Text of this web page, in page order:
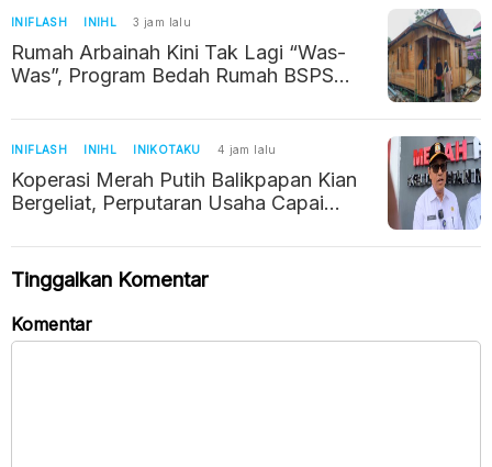
INIFLASH INIHL 3 jam lalu
Rumah Arbainah Kini Tak Lagi “Was-
Was”, Program Bedah Rumah BSPS
INIFLASH INIHL INIKOTAKU 4 jam lalu
Koperasi Merah Putih Balikpapan Kian
Bergeliat, Perputaran Usaha Capai
Tinggalkan Komentar
Komentar